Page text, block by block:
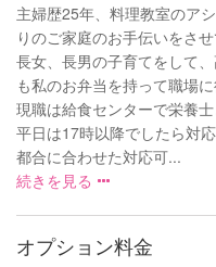
主婦歴25年、料理教室のア
りのご家庭のお手伝いをさ
長女、長男の子育てをして
も私のお弁当を持って職場に
現職は給食センターで栄養士
平日は17時以降でしたら対
都合に合わせた対応可...
続きを見る
オプション料金